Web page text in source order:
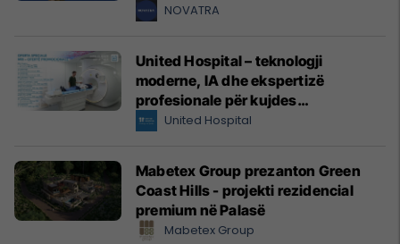
NOVATRA
United Hospital – teknologji
moderne, IA dhe ekspertizë
profesionale për kujdes
shëndetësor me standarde
United Hospital
Mabetex Group prezanton Green
Coast Hills - projekti rezidencial
premium në Palasë
Mabetex Group